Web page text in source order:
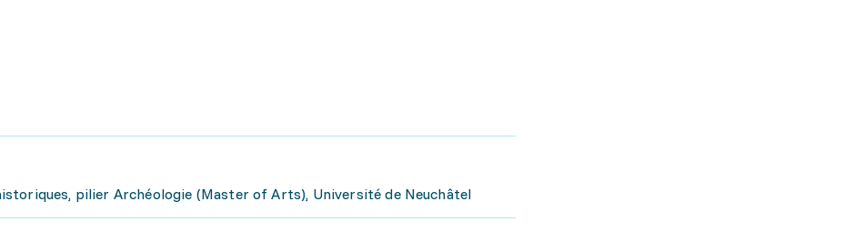
pilier Archéologie (Master of Arts), Université de Neuchâtel